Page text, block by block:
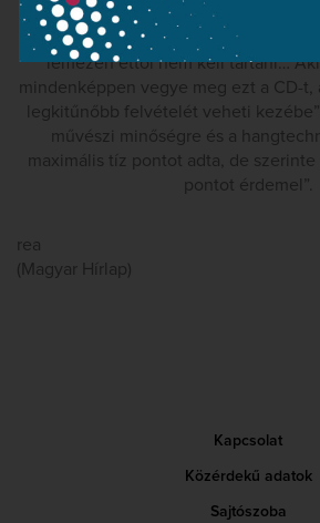
Régebben rendszerint az volt a baj
felvételekkel, hogy a zenekarok nem
lemezen ettől nem kell tartani…
mindenképpen vegye meg ezt a CD-
legkitűnőbb felvételét veheti
művészi minőségre és a
maximális tíz pontot adta, de
pontot érdemel”.
rea
(Magyar Hírlap)
Kapcsolat
Közérdekű adatok
Sajtószoba